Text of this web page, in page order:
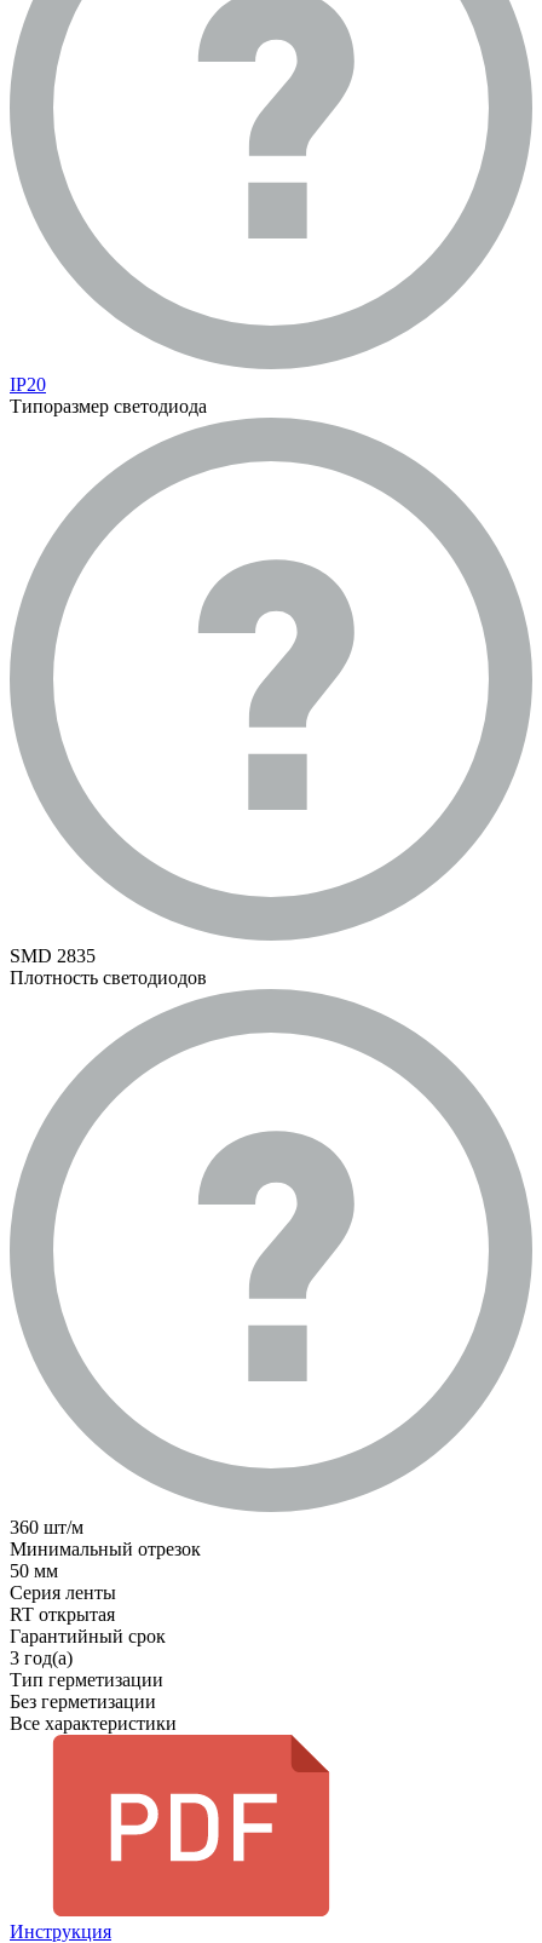
IP20
Типоразмер светодиода
SMD 2835
Плотность светодиодов
360 шт/м
Минимальный отрезок
50 мм
Серия ленты
RT открытая
Гарантийный срок
3 год(а)
Тип герметизации
Без герметизации
Все характеристики
Инструкция